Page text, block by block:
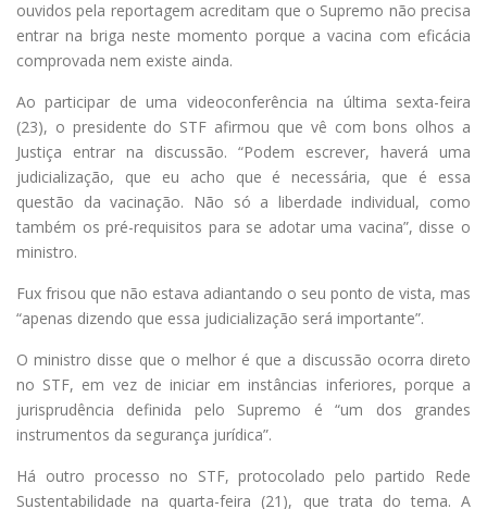
ouvidos pela reportagem acreditam que o Supremo não precisa
entrar na briga neste momento porque a vacina com eficácia
comprovada nem existe ainda.
Ao participar de uma videoconferência na última sexta-feira
(23), o presidente do STF afirmou que vê com bons olhos a
Justiça entrar na discussão. “Podem escrever, haverá uma
judicialização, que eu acho que é necessária, que é essa
questão da vacinação. Não só a liberdade individual, como
também os pré-requisitos para se adotar uma vacina”, disse o
ministro.
Fux frisou que não estava adiantando o seu ponto de vista, mas
“apenas dizendo que essa judicialização será importante”.
O ministro disse que o melhor é que a discussão ocorra direto
no STF, em vez de iniciar em instâncias inferiores, porque a
jurisprudência definida pelo Supremo é “um dos grandes
instrumentos da segurança jurídica”.
Há outro processo no STF, protocolado pelo partido Rede
Sustentabilidade na quarta-feira (21), que trata do tema. A